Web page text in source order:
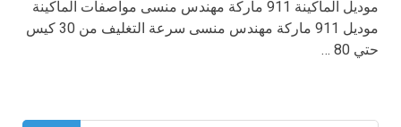
موديل الماكينة 911 ماركة مهندس منسى مواصفات الماكينة
موديل 911 ماركة مهندس منسى سرعة التغليف من 30 كيس
حتي 80 …